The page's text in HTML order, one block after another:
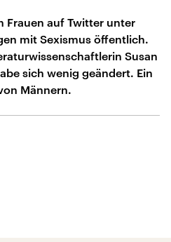
Frauen auf Twitter unter
mit Sexismus öffentlich.
Susan
sich wenig geändert. Ein
Männern.